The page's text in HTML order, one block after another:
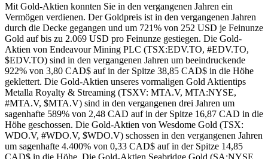
Mit Gold-Aktien konnten Sie in den vergangenen Jahren ein
Vermögen verdienen. Der Goldpreis ist in den vergangenen Jahren
durch die Decke gegangen und um 721% von 252 USD je Feinunze
Gold auf bis zu 2.069 USD pro Feinunze gestiegen. Die Gold-
Aktien von Endeavour Mining PLC (TSX:EDV.TO, #EDV.TO,
$EDV.TO) sind in den vergangenen Jahren um beeindruckende
922% von 3,80 CAD$ auf in der Spitze 38,85 CAD$ in die Höhe
geklettert. Die Gold-Aktien unseres vormaligen Gold Aktientips
Metalla Royalty & Streaming (TSXV: MTA.V, MTA:NYSE,
#MTA.V, $MTA.V) sind in den vergangenen drei Jahren um
sagenhafte 589% von 2,48 CAD auf in der Spitze 16,87 CAD in die
Höhe geschossen. Die Gold-Aktien von Wesdome Gold (TSX:
WDO.V, #WDO.V, $WDO.V) schossen in den vergangenen Jahren
um sagenhafte 4.400% von 0,33 CAD$ auf in der Spitze 14,85
CAD$ in die Höhe. Die Gold-Aktien Seabridge Gold (SA:NYSE,